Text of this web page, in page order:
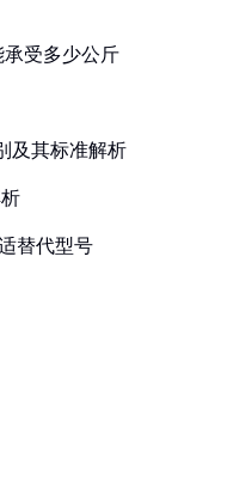
受多少公斤
及其标准解析
替代型号